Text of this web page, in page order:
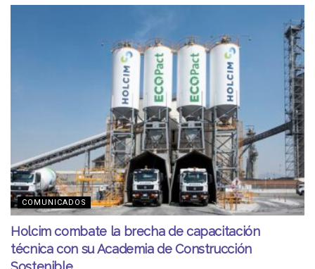
COMUNICADOS
Holcim combate la brecha de capacitación
técnica con su Academia de Construcción